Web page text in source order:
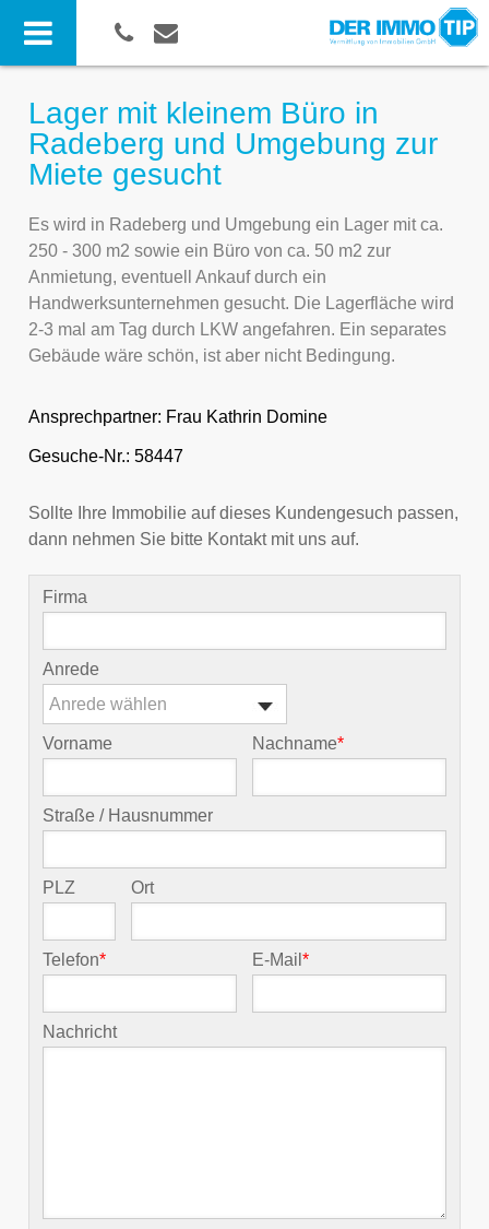
Lager mit kleinem Büro in
Radeberg und Umgebung zur
Miete gesucht
Es wird in Radeberg und Umgebung ein Lager mit ca.
250 - 300 m2 sowie ein Büro von ca. 50 m2 zur
Anmietung, eventuell Ankauf durch ein
Handwerksunternehmen gesucht. Die Lagerfläche wird
2-3 mal am Tag durch LKW angefahren. Ein separates
Gebäude wäre schön, ist aber nicht Bedingung.
Ansprechpartner: Frau Kathrin Domine
Gesuche-Nr.: 58447
Sollte Ihre Immobilie auf dieses Kundengesuch passen,
dann nehmen Sie bitte Kontakt mit uns auf.
Firma
Anrede
Anrede wählen
Vorname Nachname*
Straße / Hausnummer
PLZ Ort
Telefon* E-Mail*
Nachricht